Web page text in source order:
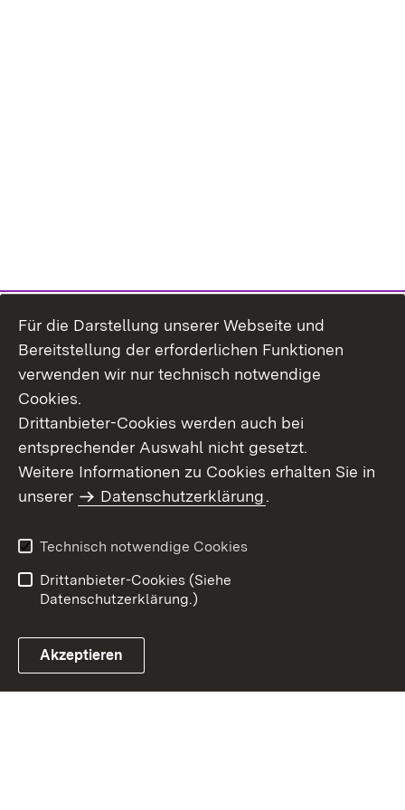
Benutzungshinweise
Erklärung zur
Für die Darstellung unserer Webseite und
Bereitstellung der erforderlichen Funktionen
verwenden wir nur technisch notwendige
Cookies.
Drittanbieter-Cookies werden auch bei
entsprechender Auswahl nicht gesetzt.
Weitere Informationen zu Cookies erhalten Sie in
unserer
Datenschutzerklärung.
Technisch notwendige Cookies
Drittanbieter-Cookies (Siehe
Datenschutzerklärung.)
Akzeptieren